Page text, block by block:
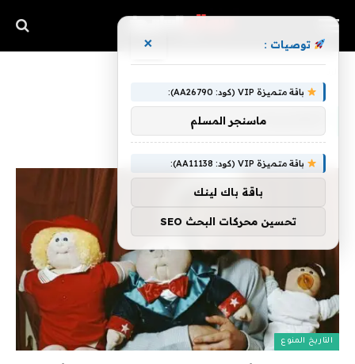
الثمانينات
التاريخ المنوع
توصيات : ×
باقة متميزة VIP (كود: AA26790):
ماسنجر المسلم
باقة متميزة VIP (كود: AA11138):
باقة باك لينك
تحسين محركات البحث SEO